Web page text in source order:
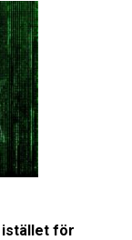
istället för